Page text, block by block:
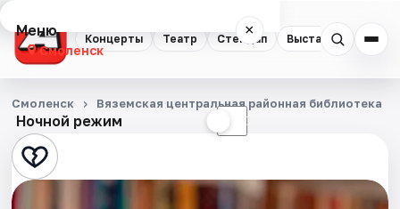
Концерты Театр Стендап Выставки
Меню ×
Смоленск
Концерты
Театр
Стендап
Ночной режим ☾
Смоленск Вяземская центральная районная библиотека